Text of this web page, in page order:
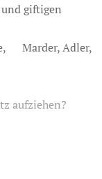
giftigen
🦅Marder, Adler,
aufziehen?